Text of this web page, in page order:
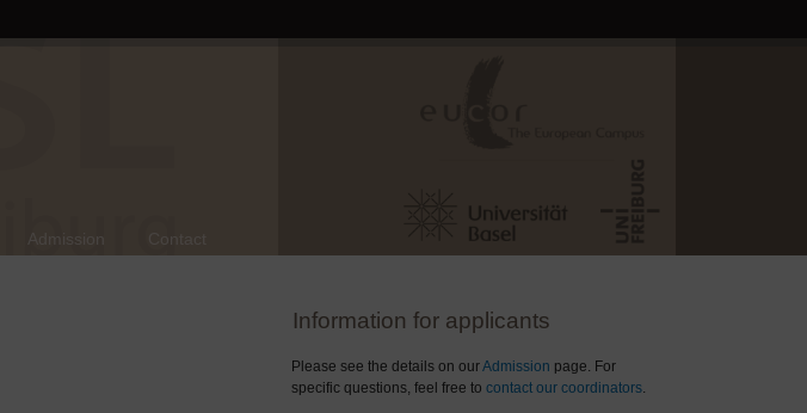
Information for applicants
Please see the details on ourAdmission page. For
specific questions, feel free to contact our coordinators.